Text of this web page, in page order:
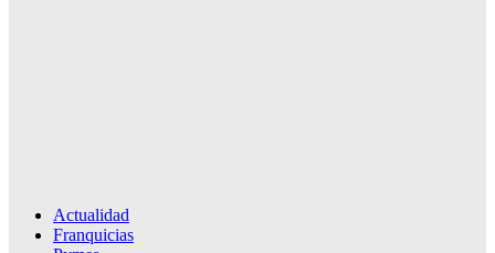
Actualidad
Franquicias